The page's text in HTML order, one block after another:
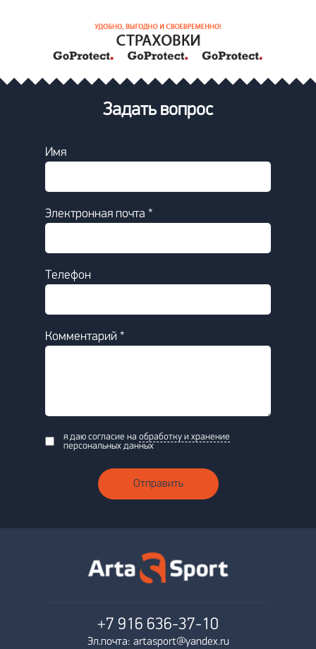
Задать вопрос
Имя
Электронная почта *
Телефон
Комментарий *
я даю согласие на обработку и хранение
персональных данных
Отправить
+7 916 636-37-10
Эл.почта: artasport@yandex.ru